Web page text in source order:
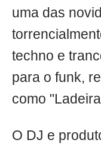
uma das
techno e
para o funk,
como
O DJ e